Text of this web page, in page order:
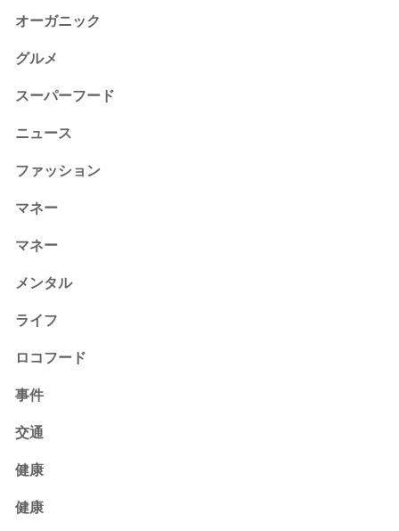
オーガニック
グルメ
スーパーフード
ニュース
ファッション
マネー
マネー
メンタル
ライフ
ロコフード
事件
交通
健康
健康